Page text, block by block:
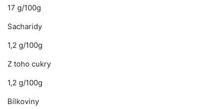
17 g/100g
Sacharidy
1,2 g/100g
Z toho cukry
1,2 g/100g
Bílkoviny